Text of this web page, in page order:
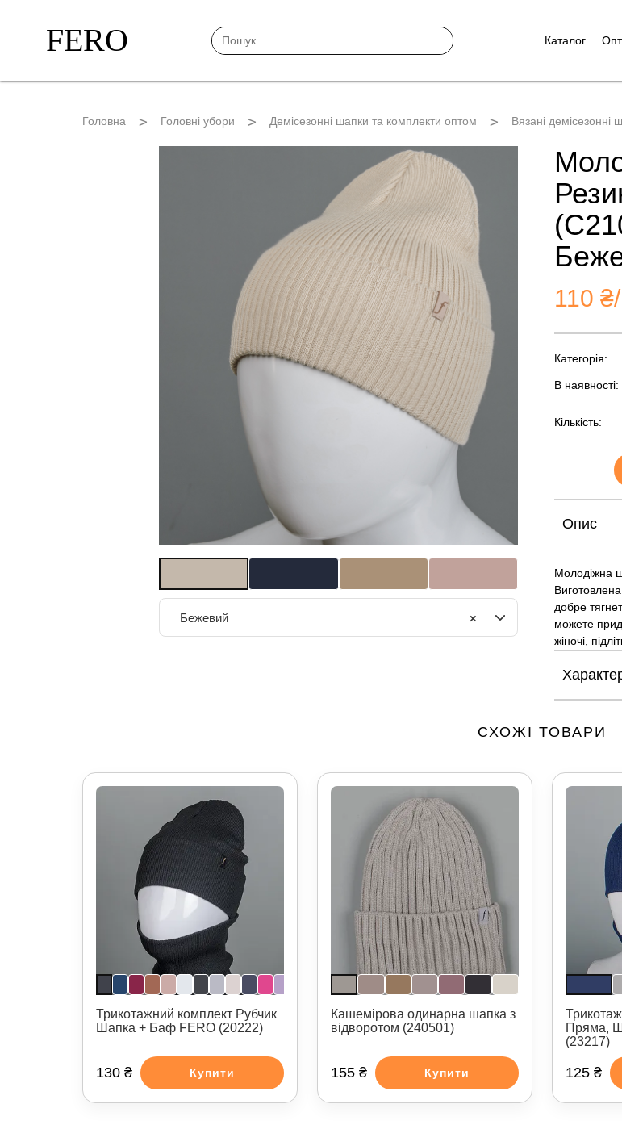
FERO Каталог
Головна Головні убори Демісезонні шапки та комплекти оптом Вязані демісезонні
×
Бежевий
110
Категорія:
В наявності:
Кількість:
Опис
Молодіжна
добре
можете
жіночі,
СХОЖІ ТОВАРИ
Трикотажний комплект Рубчик
Шапка + Баф FERO (20222)
130 ₴ Купити
Кашемірова одинарна шапка з
відворотом (240501)
155 ₴ Купити
Пряма,
(23217)
125 ₴